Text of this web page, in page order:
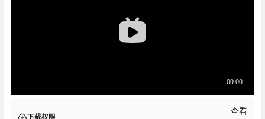
下载权限
查看